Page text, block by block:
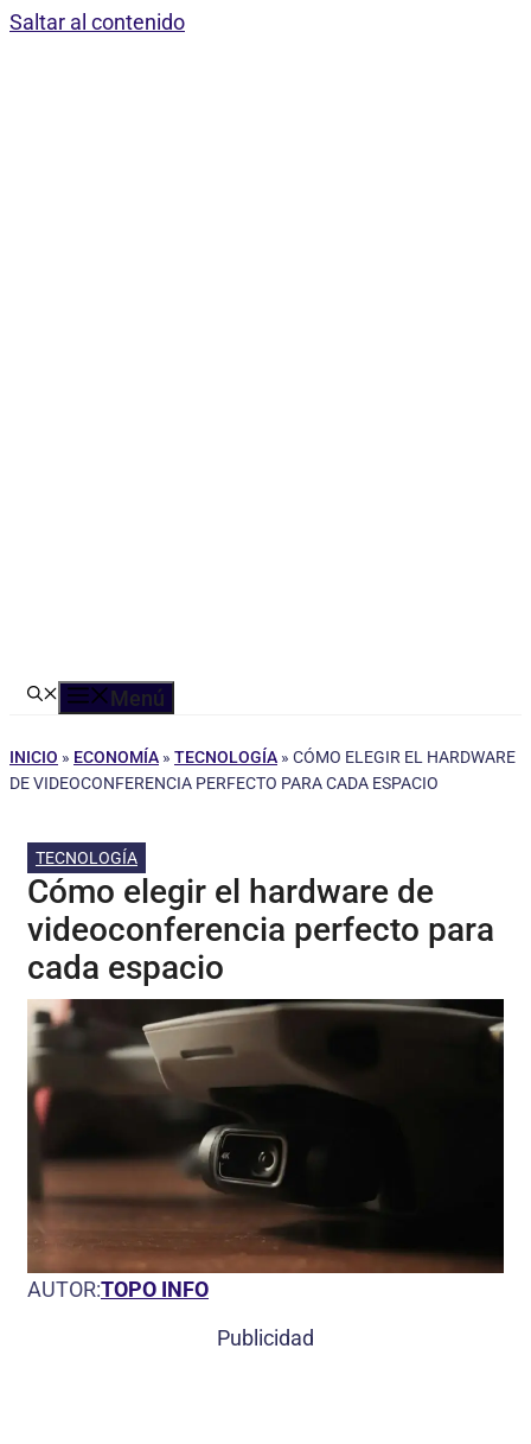
Saltar al contenido
Menú
INICIO » ECONOMÍA » TECNOLOGÍA » CÓMO ELEGIR EL HARDWARE
DE VIDEOCONFERENCIA PERFECTO PARA CADA ESPACIO
TECNOLOGÍA
Cómo elegir el hardware de
videoconferencia perfecto para
cada espacio
AUTOR:TOPO INFO
Publicidad